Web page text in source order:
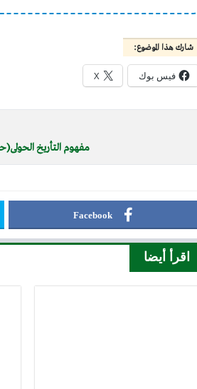
شارك هذا الموضوع:
فيس بوك X
مفهوم التأريخ
Facebook
اقرأ أيضا